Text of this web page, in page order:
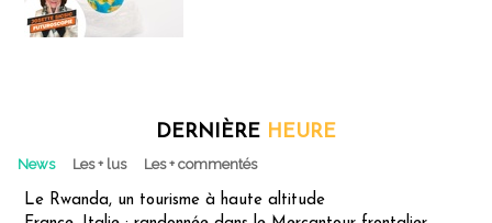
DERNIÈRE HEURE
News Les + lus Les + commentés
Le Rwanda, un tourisme à haute altitude